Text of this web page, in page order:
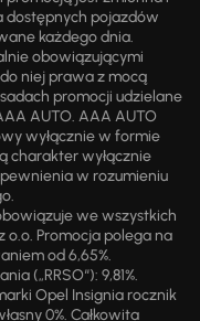
dostępnych pojazdów
każdego dnia.
obowiązującymi
niej prawa z mocą
promocji udzielane
AUTO. AAA AUTO
wyłącznie w formie
charakter wyłącznie
w rozumieniu
we wszystkich
Promocja polega na
od 6,65%.
(„RRSO“): 9,81%.
Opel Insignia rocznik
0%. Całkowita